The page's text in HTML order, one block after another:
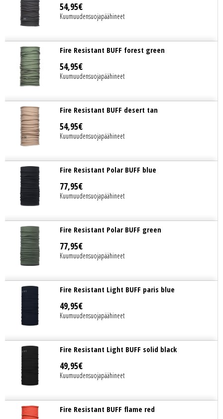
54,95€
Kuumuudensuojapäähineet
Fire Resistant BUFF forest green
54,95€
Kuumuudensuojapäähineet
Fire Resistant BUFF desert tan
54,95€
Kuumuudensuojapäähineet
Fire Resistant Polar BUFF blue
77,95€
Kuumuudensuojapäähineet
Fire Resistant Polar BUFF green
77,95€
Kuumuudensuojapäähineet
Fire Resistant Light BUFF paris blue
49,95€
Kuumuudensuojapäähineet
Fire Resistant Light BUFF solid black
49,95€
Kuumuudensuojapäähineet
Fire Resistant BUFF flame red